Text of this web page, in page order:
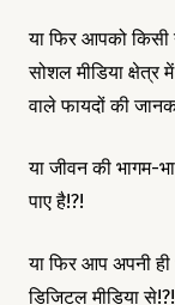
या फिर आपको किसी
सोशल मीडिया
वाले फायदों की
या जीवन की भागम-
पाए है!?!
या फिर आप अपनी
डिजिटल मीडिया